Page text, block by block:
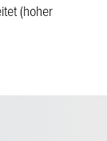
(hoher